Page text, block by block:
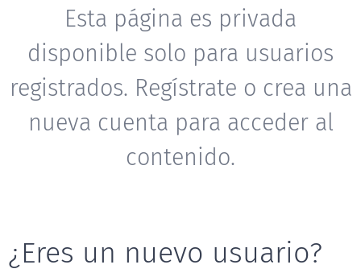
Esta página es privada
disponible solo para usuarios
registrados. Regístrate o crea una
nueva cuenta para acceder al
contenido.
¿Eres un nuevo usuario?